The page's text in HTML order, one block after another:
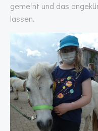
gemeint und das
lassen.